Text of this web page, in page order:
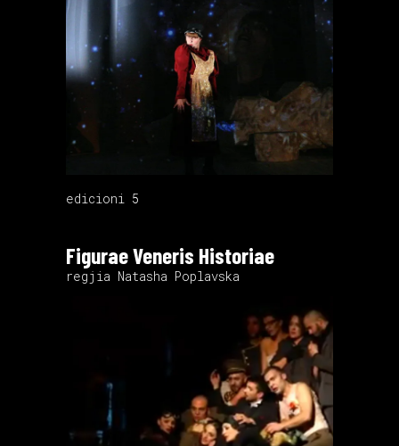
edicioni 5
Figurae Veneris Historiae
regjia Natasha Poplavska